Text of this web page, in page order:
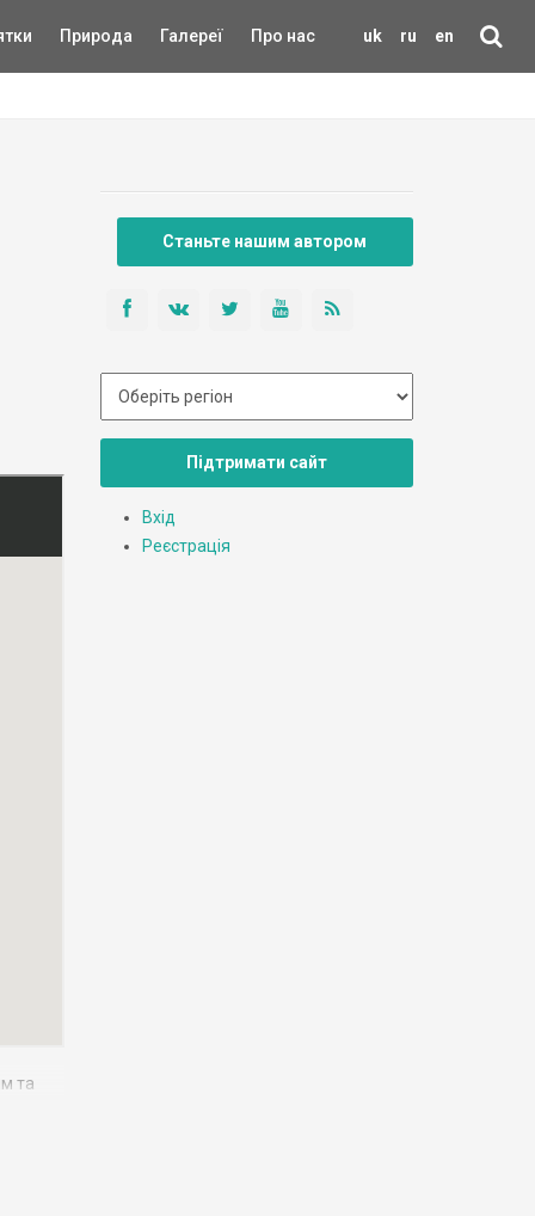
uk ru en
Природа Галереї Про нас
та
Станьте нашим автором
Підтримати сайт
Вхід
Реєстрація